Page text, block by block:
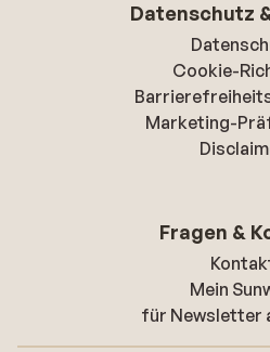
Datenschutz
Cookie-
Marketing-
Fragen &
Mein
für Newsletter